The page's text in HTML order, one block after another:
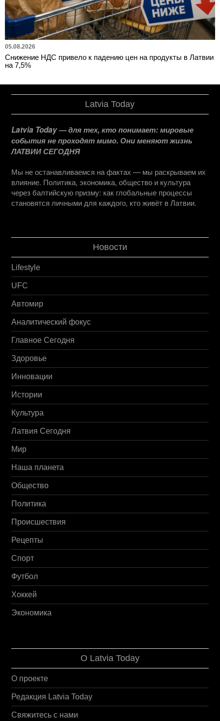
05.08.2026
Снижение НДС привело к падению цен на продукты в Латвии
на 7,5%
Latvia Today
Latvia Today — для тех, кто понимает: мировые
события не проходят мимо. Они меняют жизнь
ЛАТВИИ СЕГОДНЯ
Мы не останавливаемся на фактах — мы раскрываем их
влияние. Политика, экономика, общество и культура
через балтийскую призму: как глобальные процессы
становятся личными для каждого, кто живёт в Латвии.
Новости
Lifestyle
UFC
Автомир
Аналитический фокус
Главное Сегодня
Здоровье
Инновации
Истории
Культура
Латвия Сегодня
Мир
Наша планета
Общество
Политика
Происшествия
Рецепты
Спорт
Футбол
Хоккей
Экономика
О Latvia Today
О проекте
Редакция Latvia Today
Свяжитесь с нами